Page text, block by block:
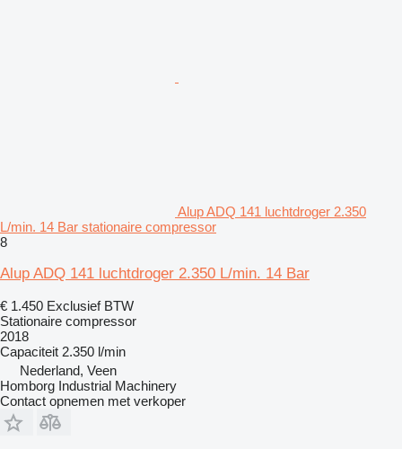
Alup ADQ 141 luchtdroger 2.350
L/min. 14 Bar stationaire compressor
8
Alup ADQ 141 luchtdroger 2.350 L/min. 14 Bar
€ 1.450 Exclusief BTW
Stationaire compressor
2018
Capaciteit 2.350 l/min
Nederland, Veen
Homborg Industrial Machinery
Contact opnemen met verkoper